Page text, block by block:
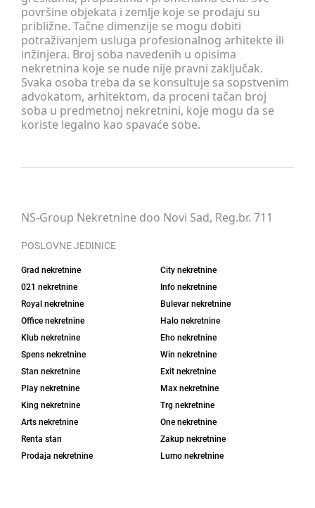
površine objekata i zemlje koje se prodaju su
približne. Tačne dimenzije se mogu dobiti
potraživanjem usluga profesionalnog arhitekte ili
inžinjera. Broj soba navedenih u opisima
nekretnina koje se nude nije pravni zaključak.
Svaka osoba treba da se konsultuje sa sopstvenim
advokatom, arhitektom, da proceni tačan broj
soba u predmetnoj nekretnini, koje mogu da se
koriste legalno kao spavaće sobe.
NS-Group Nekretnine doo Novi Sad, Reg.br. 711
POSLOVNE JEDINICE
Grad nekretnine
City nekretnine
021 nekretnine
Info nekretnine
Royal nekretnine
Bulevar nekretnine
Office nekretnine
Halo nekretnine
Klub nekretnine
Eho nekretnine
Spens nekretnine
Win nekretnine
Stan nekretnine
Exit nekretnine
Play nekretnine
Max nekretnine
King nekretnine
Trg nekretnine
Arts nekretnine
One nekretnine
Renta stan
Zakup nekretnine
Prodaja nekretnine
Lumo nekretnine